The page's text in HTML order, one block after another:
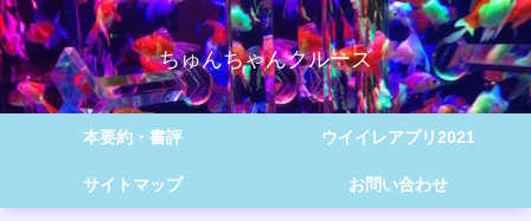
ちゅんちゃんクルーズ
本要約・書評 ウイイレアプリ2021
サイトマップ お問い合わせ